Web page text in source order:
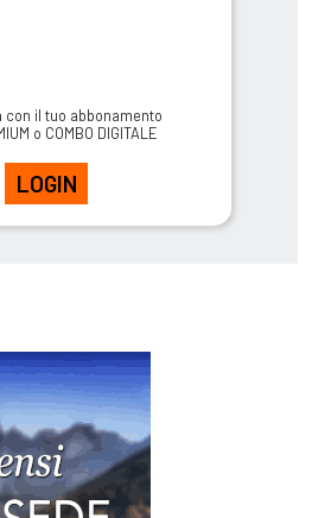
con il tuo abbonamento
o COMBO DIGITALE
LOGIN